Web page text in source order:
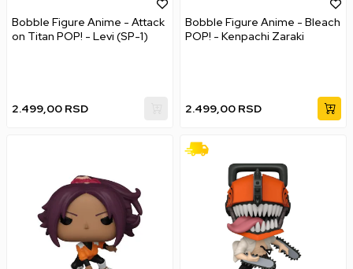
Bobble Figure Anime - Attack
on Titan POP! - Levi (SP-1)
2.499,00 RSD
Bobble Figure Anime - Bleach
POP! - Kenpachi Zaraki
2.499,00 RSD